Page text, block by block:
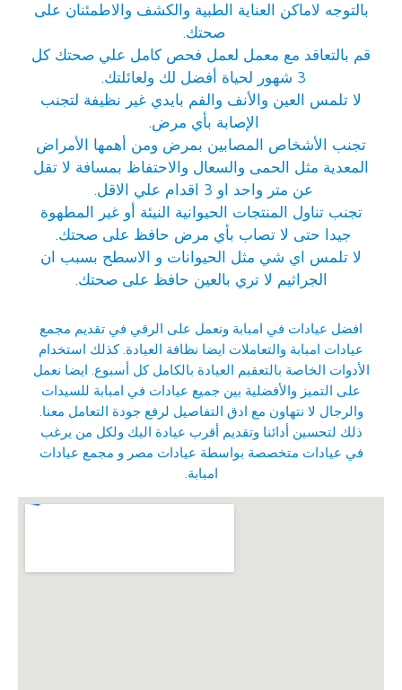
بالتوجه لاماكن العناية الطبية والكشف والاطمئنان على
صحتك.
قم بالتعاقد مع معمل لعمل فحص كامل علي صحتك كل
3 شهور لحياة أفضل لك ولعائلتك.
لا تلمس العين والأنف والفم بايدي غير نظيفة لتجنب
الإصابة بأي مرض.
تجنب الأشخاص المصابين بمرض ومن أهمها الأمراض
المعدية مثل الحمى والسعال والاحتفاظ بمسافة لا تقل
عن متر واحد او 3 اقدام علي الاقل.
تجنب تناول المنتجات الحيوانية النيئة أو غير المطهوة
جيدا حتى لا تصاب بأي مرض حافظ على صحتك.
لا تلمس اي شي مثل الحيوانات و الاسطح بسبب ان
الجراثيم لا تري بالعين حافظ على صحتك.
افضل عيادات في امبابة ونعمل على الرقي في تقديم مجمع
عيادات امبابة والتعاملات ايضا نظافة العيادة. كذلك استخدام
الأدوات الخاصة بالتعقيم العيادة بالكامل كل أسبوع. ايضا نعمل
على التميز والأفضلية بين جميع عيادات في امبابة للسيدات
والرجال لا نتهاون مع ادق التفاصيل لرفع جودة التعامل معنا.
ذلك لتحسين أدائنا وتقديم أقرب عيادة اليك ولكل من يرغب
في عيادات متخصصة بواسطة عيادات مصر و مجمع عيادات
امبابة